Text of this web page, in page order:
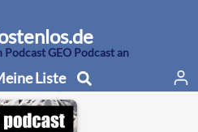
Podcast GEO Podcast an
Liste